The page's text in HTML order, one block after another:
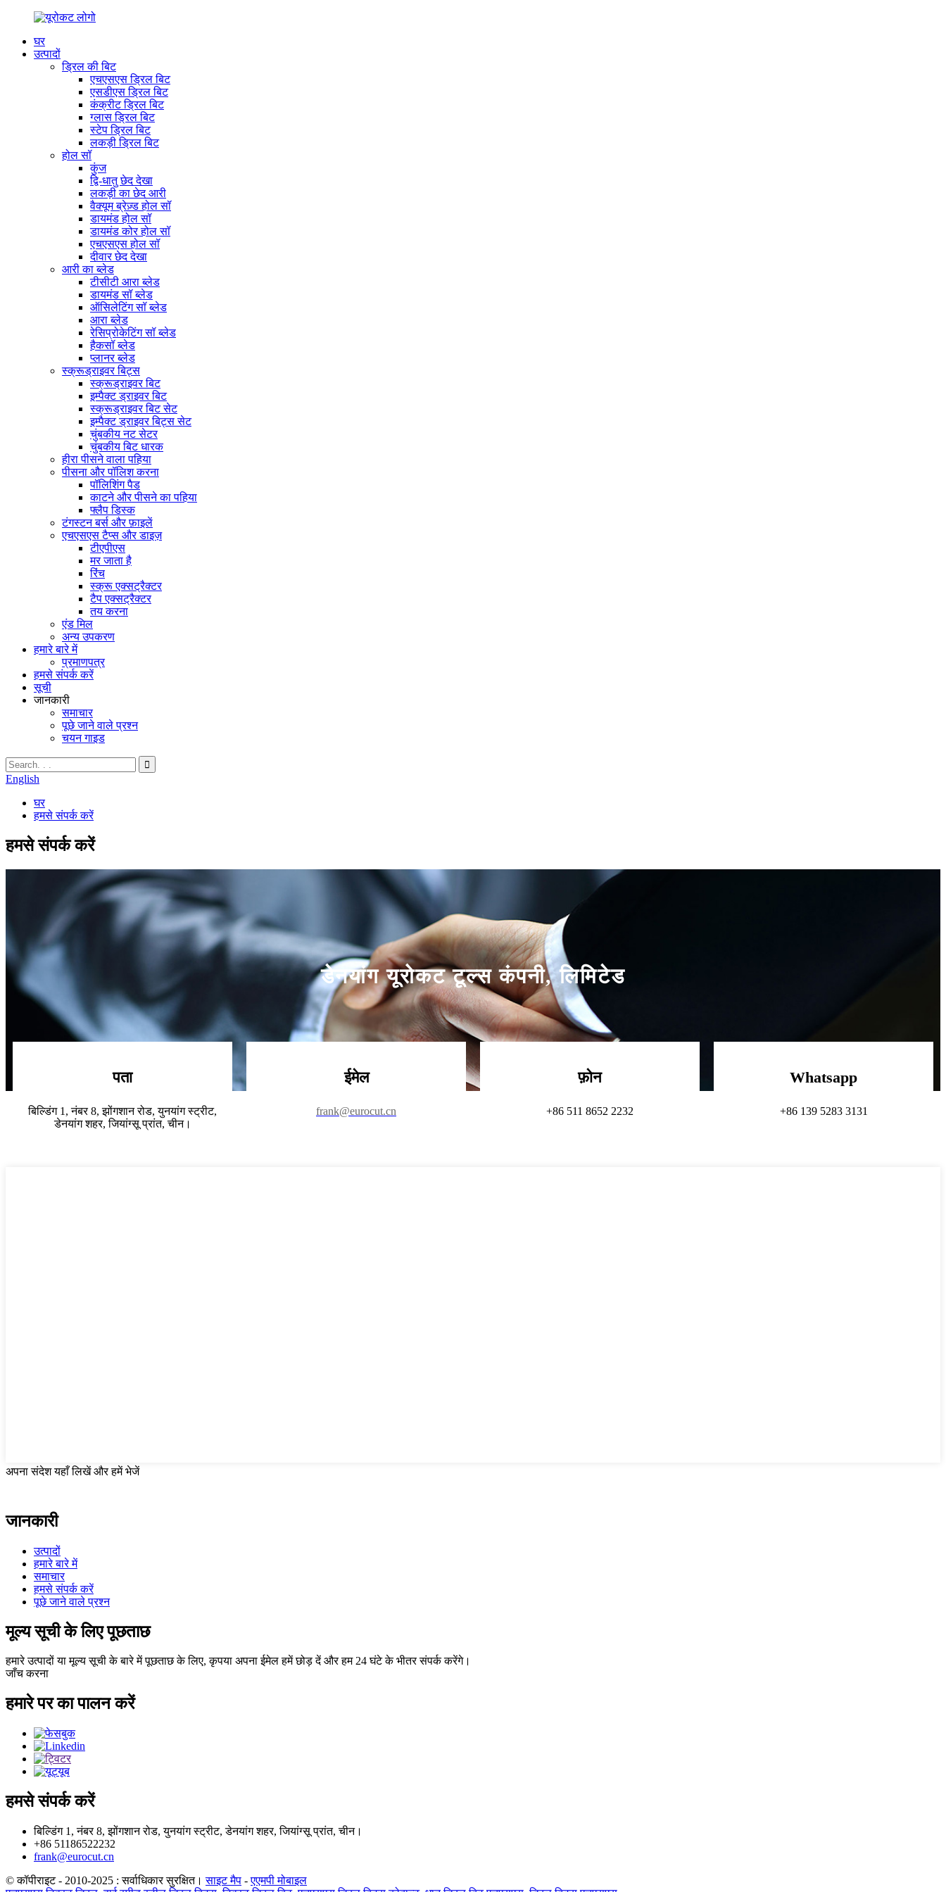
घर
उत्पादों
ड्रिल की बिट
एचएसएस ड्रिल बिट
एसडीएस ड्रिल बिट
कंक्रीट ड्रिल बिट
ग्लास ड्रिल बिट
स्टेप ड्रिल बिट
लकड़ी ड्रिल बिट
होल सॉ
कुंज
द्वि-धातु छेद देखा
लकड़ी का छेद आरी
वैक्यूम ब्रेज़्ड होल सॉ
डायमंड होल सॉ
डायमंड कोर होल सॉ
एचएसएस होल सॉ
दीवार छेद देखा
आरी का ब्लेड
टीसीटी आरा ब्लेड
डायमंड सॉ ब्लेड
ऑसिलेटिंग सॉ ब्लेड
आरा ब्लेड
रेसिप्रोकेटिंग सॉ ब्लेड
हैकसॉ ब्लेड
प्लानर ब्लेड
स्क्रूड्राइवर बिट्स
स्क्रूड्राइवर बिट
इम्पैक्ट ड्राइवर बिट
स्क्रूड्राइवर बिट सेट
इम्पैक्ट ड्राइवर बिट्स सेट
चुंबकीय नट सेटर
चुंबकीय बिट धारक
हीरा पीसने वाला पहिया
पीसना और पॉलिश करना
पॉलिशिंग पैड
काटने और पीसने का पहिया
फ्लैप डिस्क
टंगस्टन बर्स और फ़ाइलें
एचएसएस टैप्स और डाइज़
टीएपीएस
मर जाता है
रिंच
स्क्रू एक्सट्रैक्टर
टैप एक्सट्रैक्टर
तय करना
एंड मिल
अन्य उपकरण
हमारे बारे में
प्रमाणपत्र
हमसे संपर्क करें
सूची
जानकारी
समाचार
पूछे जाने वाले प्रश्न
चयन गाइड
English
घर
हमसे संपर्क करें
हमसे संपर्क करें
डेनयांग यूरोकट टूल्स कंपनी, लिमिटेड
पता
बिल्डिंग 1, नंबर 8, झोंगशान रोड, युनयांग स्ट्रीट,
डेनयांग शहर, जियांग्सू प्रांत, चीन।
ईमेल
frank@eurocut.cn
फ़ोन
+86 511 8652 2232
Whatsapp
+86 139 5283 3131
अपना संदेश यहाँ लिखें और हमें भेजें
जानकारी
उत्पादों
हमारे बारे में
समाचार
हमसे संपर्क करें
पूछे जाने वाले प्रश्न
मूल्य सूची के लिए पूछताछ
हमारे उत्पादों या मूल्य सूची के बारे में पूछताछ के लिए, कृपया अपना ईमेल हमें छोड़ दें और हम 24 घंटे के भीतर संपर्क करेंगे।
जाँच करना
हमारे पर का पालन करें
हमसे संपर्क करें
बिल्डिंग 1, नंबर 8, झोंगशान रोड, युनयांग स्ट्रीट, डेनयांग शहर, जियांग्सू प्रांत, चीन।
+86 51186522232
frank@eurocut.cn
© कॉपीराइट - 2010-2025 : सर्वाधिकार सुरक्षित। साइट मैप -एएमपी मोबाइल